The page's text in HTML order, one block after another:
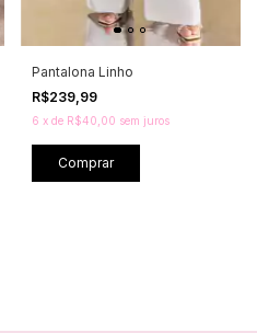
Pantalona Linho
R$239,99
6 x de R$40,00 sem juros
Comprar